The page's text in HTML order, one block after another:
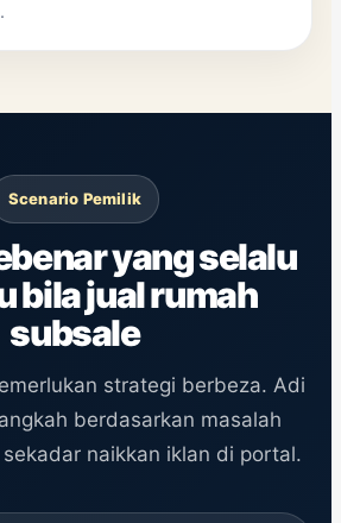
Scenario Pemilik
yang selalu
bila jual rumah
subsale
strategi berbeza. Adi
berdasarkan masalah
naikkan iklan di portal.